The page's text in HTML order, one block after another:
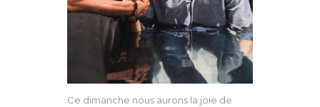
Ce dimanche nous aurons la joie de